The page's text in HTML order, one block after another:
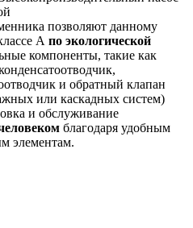
позволяют данному
А по экологической
компоненты, такие как
и обратный клапан
или каскадных систем)
и обслуживание
благодаря удобным
элементам.